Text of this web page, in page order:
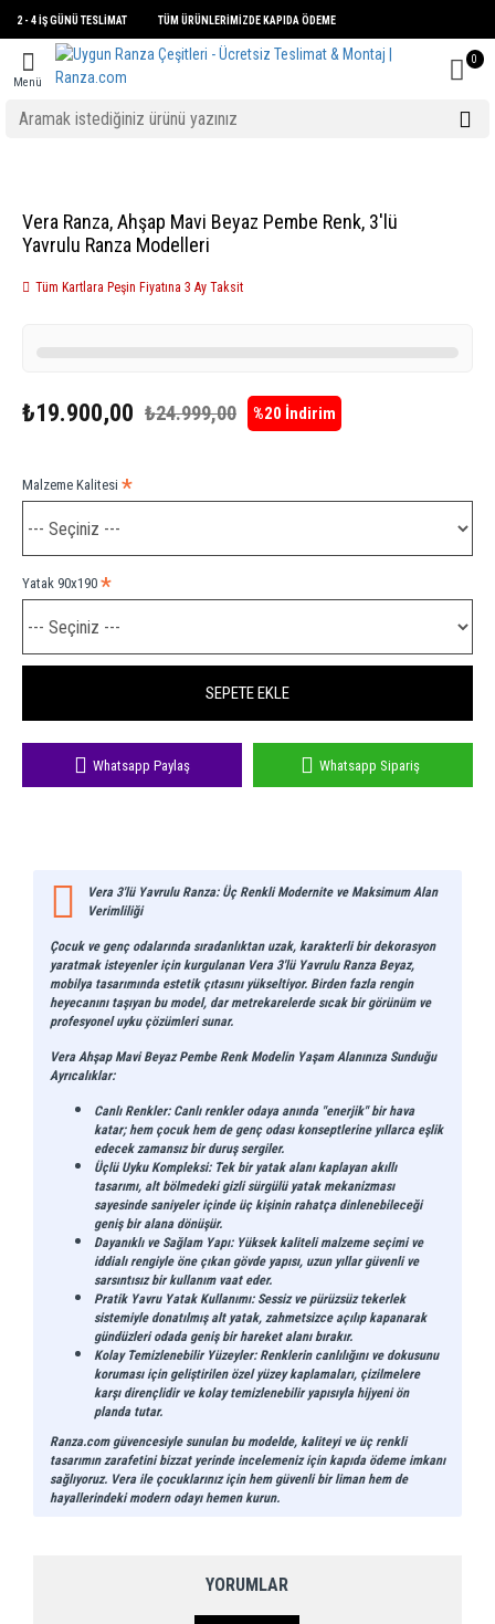
4 İŞ GÜNÜ TESLİMAT TÜM ÜRÜNLERİMİZDE KAPIDA ÖDEME
Menü
0
Vera Ranza, Ahşap Mavi Beyaz Pembe Renk, 3'lü
Yavrulu Ranza Modelleri
Tüm Kartlara Peşin Fiyatına 3 Ay Taksit
₺19.900,00 ₺24.999,00 %20 İndirim
Malzeme Kalitesi
Yatak 90x190
SEPETE EKLE
Whatsapp Paylaş Whatsapp Sipariş
Vera 3'lü Yavrulu Ranza: Üç Renkli Modernite ve Maksimum Alan
Verimliliği
Çocuk ve genç odalarında sıradanlıktan uzak, karakterli bir dekorasyon
yaratmak isteyenler için kurgulanan Vera 3'lü Yavrulu Ranza Beyaz,
mobilya tasarımında estetik çıtasını yükseltiyor. Birden fazla rengin
heyecanını taşıyan bu model, dar metrekarelerde sıcak bir görünüm ve
profesyonel uyku çözümleri sunar.
Vera Ahşap Mavi Beyaz Pembe Renk Modelin Yaşam Alanınıza Sunduğu
Ayrıcalıklar:
Canlı Renkler:Canlı renkler odaya anında "enerjik" bir hava
katar; hem çocuk hem de genç odası konseptlerine yıllarca eşlik
edecek zamansız bir duruş sergiler.
Üçlü Uyku Kompleksi:Tek bir yatak alanı kaplayan akıllı
tasarımı, alt bölmedeki gizli sürgülü yatak mekanizması
sayesinde saniyeler içinde üç kişinin rahatça dinlenebileceği
geniş bir alana dönüşür.
Dayanıklı ve Sağlam Yapı:Yüksek kaliteli malzeme seçimi ve
iddialı rengiyle öne çıkan gövde yapısı, uzun yıllar güvenli ve
sarsıntısız bir kullanım vaat eder.
Pratik Yavru Yatak Kullanımı:Sessiz ve pürüzsüz tekerlek
sistemiyle donatılmış alt yatak, zahmetsizce açılıp kapanarak
gündüzleri odada geniş bir hareket alanı bırakır.
Kolay Temizlenebilir Yüzeyler:Renklerin canlılığını ve dokusunu
koruması için geliştirilen özel yüzey kaplamaları, çizilmelere
karşı dirençlidir ve kolay temizlenebilir yapısıyla hijyeni ön
planda tutar.
Ranza.comgüvencesiyle sunulan bu modelde, kaliteyi ve üç renkli
tasarımın zarafetini bizzat yerinde incelemeniz içinkapıda ödemeimkanı
sağlıyoruz. Vera ile çocuklarınız için hem güvenli bir liman hem de
hayallerindeki modern odayı hemen kurun.
YORUMLAR